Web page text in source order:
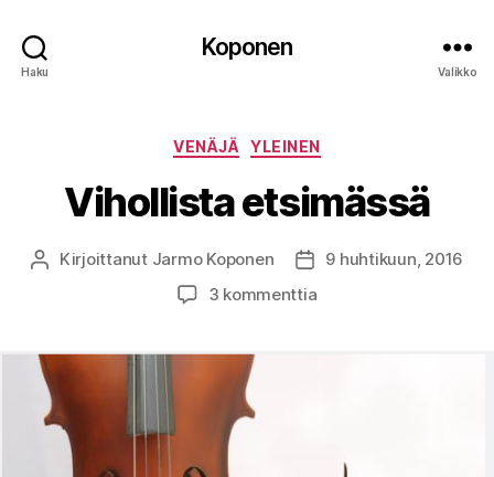
Haku
Koponen
Valikko
Kategoriat
VENÄJÄ YLEINEN
Vihollista etsimässä
Kirjoittaja
Kirjoittanut Jarmo Koponen Julkaisupäivämäärä
9 huhtikuun, 2016
3 kommenttiaartikkeliin